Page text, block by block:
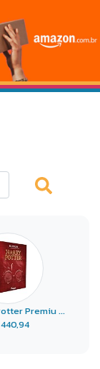
Premiu ...